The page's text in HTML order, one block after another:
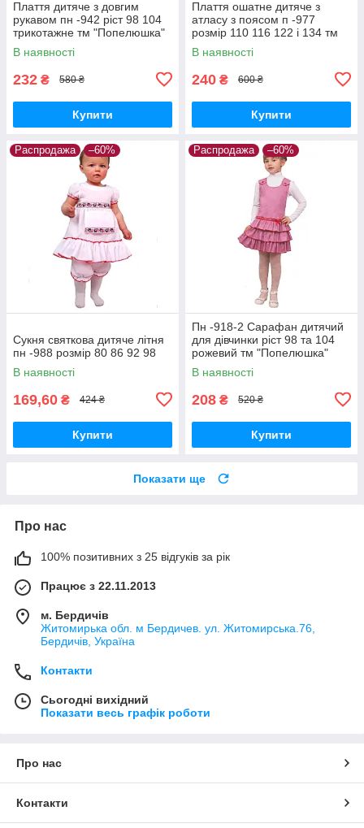
Плаття дитяче з довгим
рукавом пн -942 ріст 98 104
трикотажне тм "Попелюшка"
В наявності
232 ₴ 580 ₴
Купити
Плаття ошатне дитяче з
атласу з поясом п -977
розмір 110 116 122 і 134 тм
"Попелюшка"
В наявності
240 ₴ 600 ₴
Купити
Распродажа –60%
Сукня святкова дитяче літня
пн -988 розмір 80 86 92 98
В наявності
169,60 ₴ 424 ₴
Купити
Распродажа –60%
Пн -918-2 Сарафан дитячий
для дівчинки ріст 98 та 104
рожевий тм "Попелюшка"
В наявності
208 ₴ 520 ₴
Купити
Показати ще
Про нас
100% позитивних з 25 відгуків за рік
Працює з 22.11.2013
м. Бердичів
Житомирька обл. м Бердичев. ул. Житомирська.76,
Бердичів, Україна
Контакти
Сьогодні вихідний
Показати весь графік роботи
Про нас
Контакти